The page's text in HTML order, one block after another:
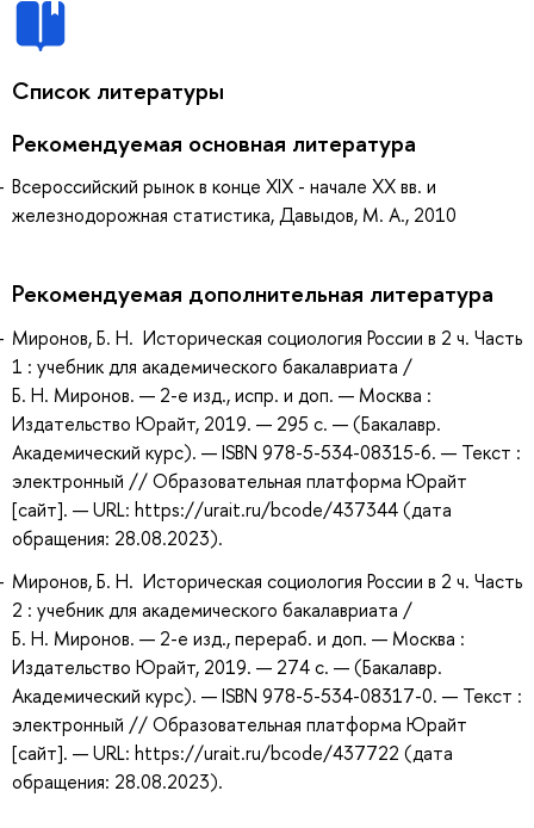
Список литературы
Рекомендуемая основная литература
Всероссийский рынок в конце XIX - начале XX вв. и
железнодорожная статистика, Давыдов, М. А., 2010
Рекомендуемая дополнительная литература
Миронов, Б. Н. Историческая социология России в 2 ч. Часть
1 : учебник для академического бакалавриата /
Б. Н. Миронов. — 2-е изд., испр. и доп. — Москва :
Издательство Юрайт, 2019. — 295 с. — (Бакалавр.
Академический курс). — ISBN 978-5-534-08315-6. — Текст :
электронный // Образовательная платформа Юрайт
[сайт]. — URL: https://urait.ru/bcode/437344 (дата
обращения: 28.08.2023).
Миронов, Б. Н. Историческая социология России в 2 ч. Часть
2 : учебник для академического бакалавриата /
Б. Н. Миронов. — 2-е изд., перераб. и доп. — Москва :
Издательство Юрайт, 2019. — 274 с. — (Бакалавр.
Академический курс). — ISBN 978-5-534-08317-0. — Текст :
электронный // Образовательная платформа Юрайт
[сайт]. — URL: https://urait.ru/bcode/437722 (дата
обращения: 28.08.2023).